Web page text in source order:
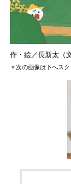
作・絵／長新太（
▼次の画像は下へス